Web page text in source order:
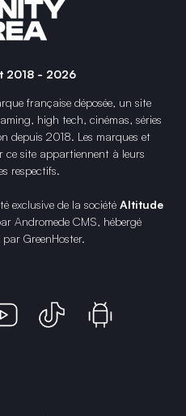
2018 - 2026
française déposée, un site
high tech, cinémas, séries
depuis 2018. Les marques et
ce site appartiennent à leurs
respectifs.
exclusive de la société Altitude
Andromede CMS, hébergé
par GreenHoster.